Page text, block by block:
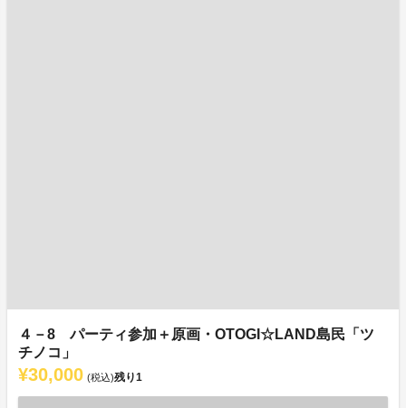
４－8 パーティ参加＋原画・OTOGI☆LAND島民「ツ
チノコ」
¥30,000 (税込)残り1